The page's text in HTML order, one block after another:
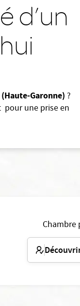
d’un
Garonne) ?
pour une prise en
Chambre